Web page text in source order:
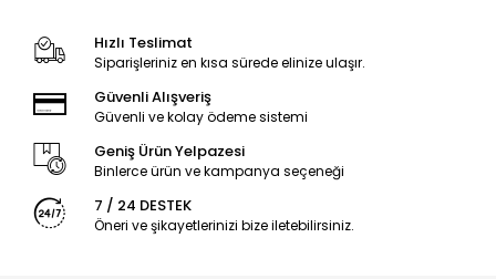
Hızlı Teslimat
Siparişleriniz en kısa sürede elinize ulaşır.
Güvenli Alışveriş
Güvenli ve kolay ödeme sistemi
Geniş Ürün Yelpazesi
Binlerce ürün ve kampanya seçeneği
7 / 24 DESTEK
Öneri ve şikayetlerinizi bize iletebilirsiniz.